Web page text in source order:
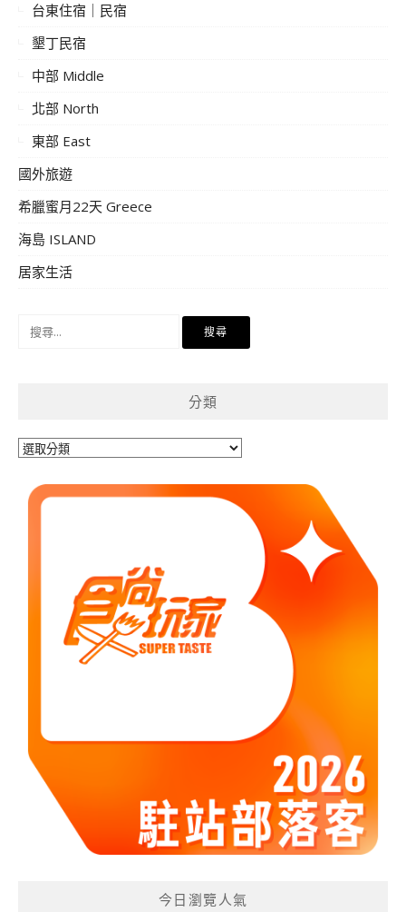
台東住宿｜民宿
墾丁民宿
中部 Middle
北部 North
東部 East
國外旅遊
希臘蜜月22天 Greece
海島 ISLAND
居家生活
分類
分
今日瀏覽人氣